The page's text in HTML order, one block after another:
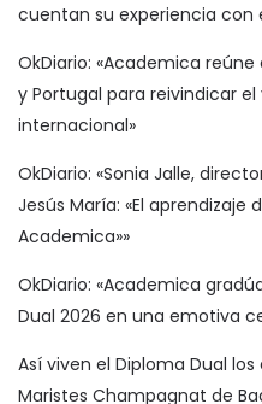
cuentan su experiencia con
OkDiario: «Academica
y Portugal para reivindicar
internacional»
OkDiario: «Sonia Jalle,
Jesús María: «El
Academica»»
OkDiario: «Academica
Dual 2026 en una emotiva
Así viven el Diploma Dual
Maristes Champagnat de